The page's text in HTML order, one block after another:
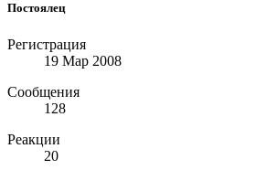
Постоялец
Регистрация
19 Мар 2008
Сообщения
128
Реакции
20